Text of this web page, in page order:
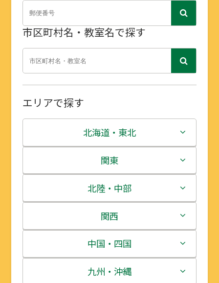
市区町村名・教室名で探す
エリアで探す
北海道・東北
北海道
青森県
岩手県
宮城県
秋田県
関東
茨城県
栃木県
群馬県
埼玉県
北陸・中部
新潟県
富山県
石川県
関西
三重県
滋賀県
中国・四国
鳥取県
九州・沖縄